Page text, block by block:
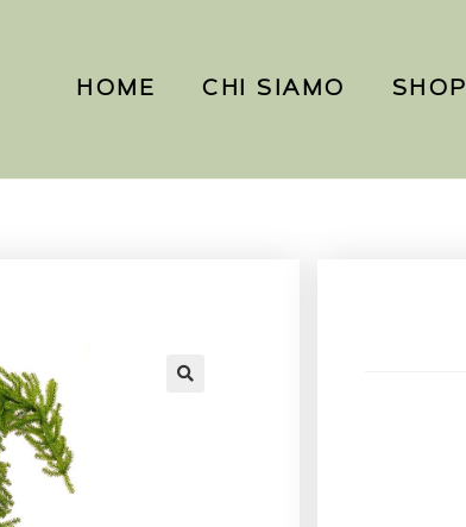
HOME CHI SIAMO SHOP